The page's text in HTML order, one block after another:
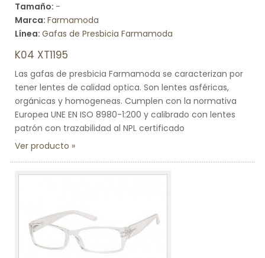
Tamaño: -
Marca: Farmamoda
Línea: Gafas de Presbicia Farmamoda
K04 XT1195
Las gafas de presbicia Farmamoda se caracterizan por
tener lentes de calidad optica. Son lentes asféricas,
orgánicas y homogeneas. Cumplen con la normativa
Europea UNE EN ISO 8980-1:200 y calibrado con lentes
patrón con trazabilidad al NPL certificado
Ver producto